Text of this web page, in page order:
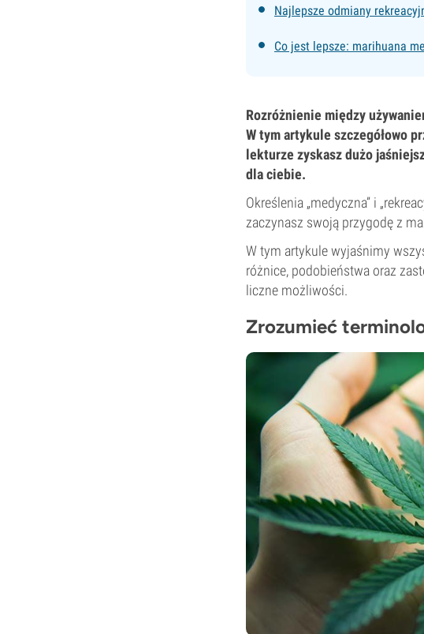
Najlepsze odmiany
Co jest lepsze: marihuana
Rozróżnienie między
W tym artykule szczegółowo
lekturze zyskasz dużo
dla ciebie.
Określenia „medyczna” i
zaczynasz swoją przygodę z
W tym artykule wyjaśnimy
różnice, podobieństwa oraz
liczne możliwości.
Zrozumieć